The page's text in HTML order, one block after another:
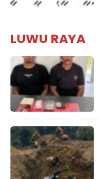
LUWU RAYA